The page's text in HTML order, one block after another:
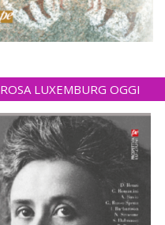
ROSA LUXEMBURG OGGI